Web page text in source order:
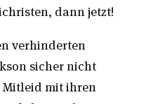
dann jetzt!
verhinderten
sicher nicht
mit ihren